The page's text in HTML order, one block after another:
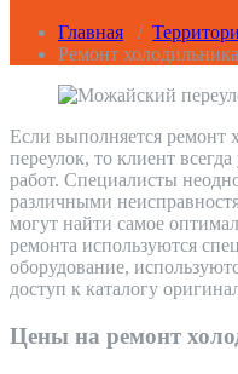
Главная /
Ремонт
Если выполняется ремонт
переулок, то клиент
работ. Специалисты
различными
могут найти самое
ремонта используются
оборудование,
доступ к каталогу
Цены на ремонт